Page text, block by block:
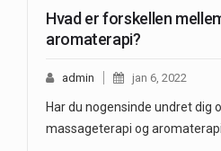
Hvad er forskellen
aromaterapi?
admin jan 6, 2022
Har du nogensinde undret dig
massageterapi og